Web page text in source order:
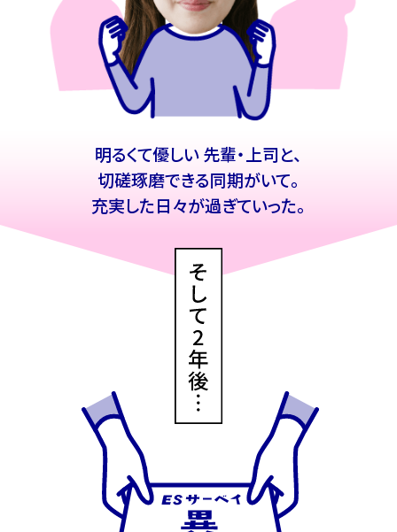
明るくて優しい 先輩・上司と、
切磋琢磨できる同期がいて。
充実した日々が過ぎていった。